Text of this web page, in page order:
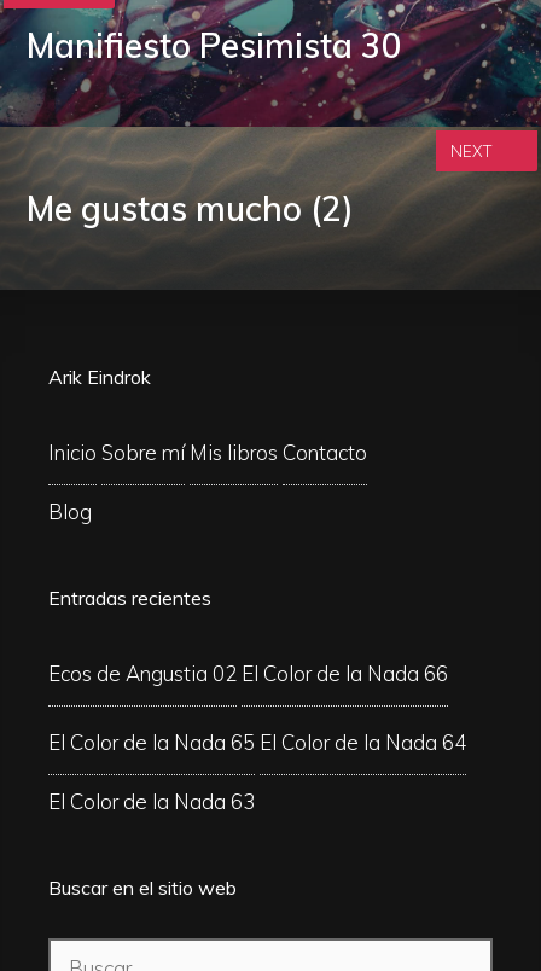
Manifiesto Pesimista 30
Me gustas mucho (2)
NEXT
Arik Eindrok
Inicio Sobre mí Mis libros Contacto
Blog
Entradas recientes
Ecos de Angustia 02 El Color de la Nada 66
El Color de la Nada 65 El Color de la Nada 64
El Color de la Nada 63
Buscar en el sitio web
Buscar: